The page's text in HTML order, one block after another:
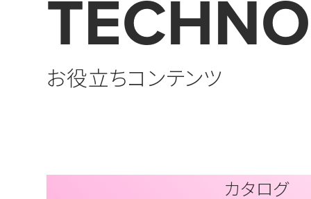
お役立ちコンテンツ
カタログ